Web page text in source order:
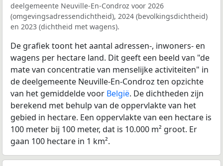
deelgemeente Neuville-En-Condroz voor 2026
(omgevingsadressendichtheid), 2024 (bevolkingsdichtheid)
en 2023 (dichtheid met wagens).
De grafiek toont het aantal adressen-, inwoners- en
wagens per hectare land. Dit geeft een beeld van "de
mate van concentratie van menselijke activiteiten" in
de deelgemeente Neuville-En-Condroz ten opzichte
van het gemiddelde voor België. De dichtheden zijn
berekend met behulp van de oppervlakte van het
gebied in hectare. Een oppervlakte van een hectare is
100 meter bij 100 meter, dat is 10.000 m² groot. Er
gaan 100 hectare in 1 km².